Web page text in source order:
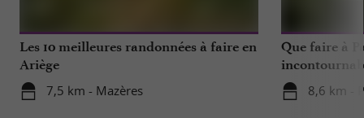
Les 10 meilleures randonnées à faire en
Ariège
7,5 km - Mazères
Que faire à
8,6 km -